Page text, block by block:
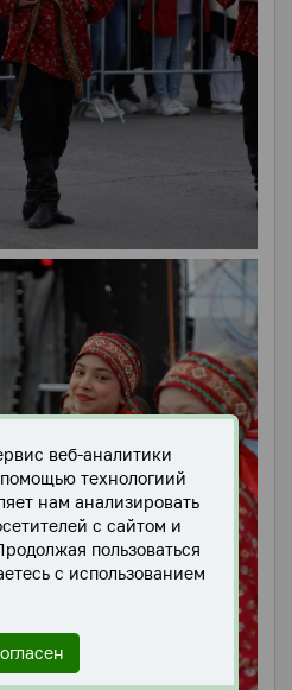
веб-аналитики
технологиий
нам анализировать
с сайтом и
пользоваться
с использованием